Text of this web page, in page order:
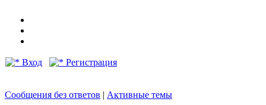
Вход Регистрация
Сообщения без ответов | Активные темы